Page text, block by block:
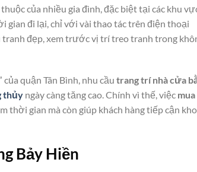
của nhiều gia đình, đặc biệt tại các khu
gian đi lại, chỉ với vài thao tác trên điện thoại
tranh đẹp, xem trước vị trí treo tranh trong
quận Tân Bình, nhu cầu trang trí nhà cửa
thủy ngày càng tăng cao. Chính vì thế, việc mua
thời gian mà còn giúp khách hàng tiếp cận kho
Bảy Hiền